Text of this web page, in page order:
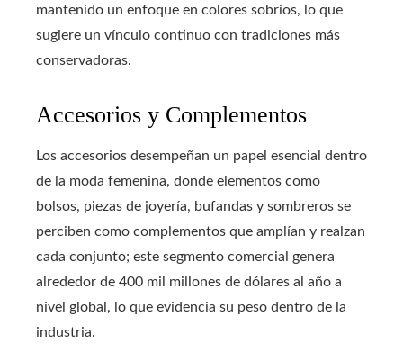
mantenido un enfoque en colores sobrios, lo que
sugiere un vínculo continuo con tradiciones más
conservadoras.
Accesorios y Complementos
Los accesorios desempeñan un papel esencial dentro
de la moda femenina, donde elementos como
bolsos, piezas de joyería, bufandas y sombreros se
perciben como complementos que amplían y realzan
cada conjunto; este segmento comercial genera
alrededor de 400 mil millones de dólares al año a
nivel global, lo que evidencia su peso dentro de la
industria.